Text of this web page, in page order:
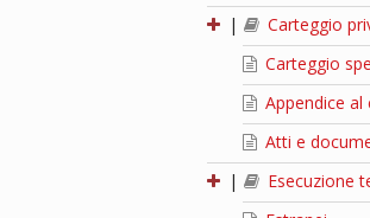
|
Carteggio
Carteggio
Appendice al
Atti e
|
Esecuzione